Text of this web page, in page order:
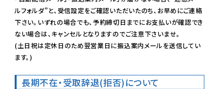
ルフォルダ”と、受信設定をご確認いただいたのち、お早めにご連絡
下さい。いずれの場合でも、予約締切日までにお支払いが確認でき
ない場合は、キャンセルとなりますのでご注意下さいませ。
(土日祝は定休日のため翌営業日に振込案内メールを送信してい
ます。)
長期不在・受取辞退(拒否)について